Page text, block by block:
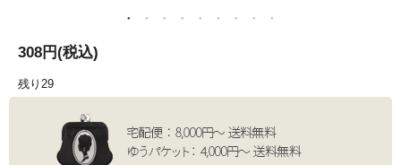
308円(税込)
残り29